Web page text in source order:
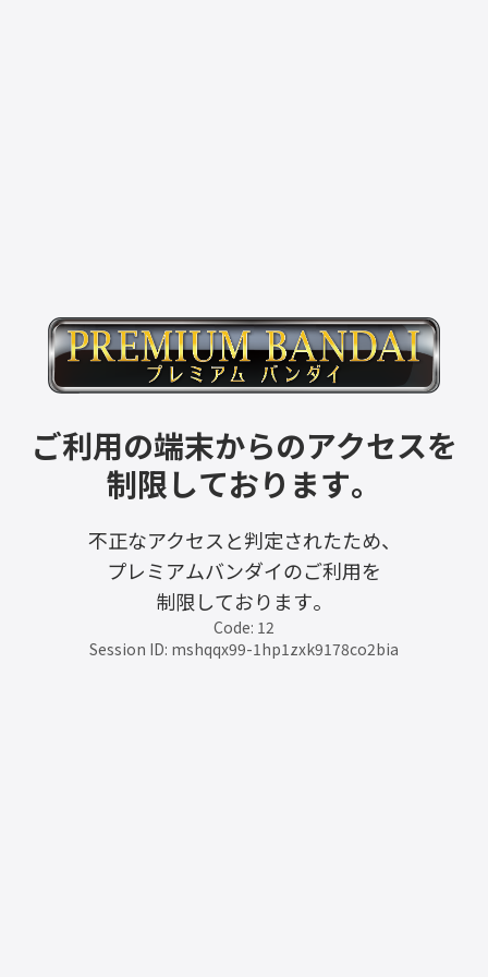
ご利用の端末からのアクセスを
制限しております。
不正なアクセスと判定されたため、
プレミアムバンダイのご利用を
制限しております。
Code: 12
Session ID: mshqqx99-1hp1zxk9178co2bia